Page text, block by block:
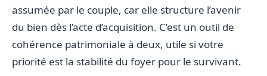
assumée par le couple, car elle structure l’avenir
du bien dès l’acte d’acquisition. C’est un outil de
cohérence patrimoniale à deux, utile si votre
priorité est la stabilité du foyer pour le survivant.